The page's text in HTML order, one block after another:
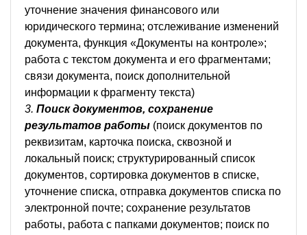
уточнение значения финансового или
юридического термина; отслеживание изменений
документа, функция «Документы на контроле»;
работа с текстом документа и его фрагментами;
связи документа, поиск дополнительной
информации к фрагменту текста)
3. Поиск документов, сохранение
результатов работы (поиск документов по
реквизитам, карточка поиска, сквозной и
локальный поиск; структурированный список
документов, сортировка документов в списке,
уточнение списка, отправка документов списка по
электронной почте; сохранение результатов
работы, работа с папками документов; поиск по